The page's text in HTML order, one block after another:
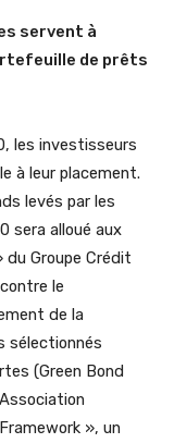
servent à
de prêts
les investisseurs
à leur placement.
levés par les
sera alloué aux
Groupe Crédit
le
de la
sélectionnés
(Green Bond
», un